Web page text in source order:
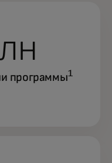
программы1